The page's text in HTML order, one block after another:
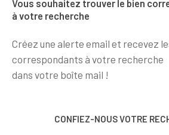
Vous souhaitez trouver le bien
à votre recherche
Créez une alerte email et recevez
correspondants à votre recherche
dans votre boîte mail !
CONFIEZ-NOUS VOTRE